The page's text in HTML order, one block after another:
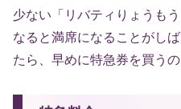
少ない「リバティりょうも
なると満席になることがし
たら、早めに特急券を買う